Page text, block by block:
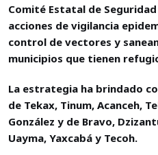
Comité Estatal de Seguridad
acciones de vigilancia
control de vectores y
municipios que tienen
La estrategia ha brindado
de Tekax, Tinum, Acanceh,
González y de Bravo,
Uayma, Yaxcabá y Tecoh.